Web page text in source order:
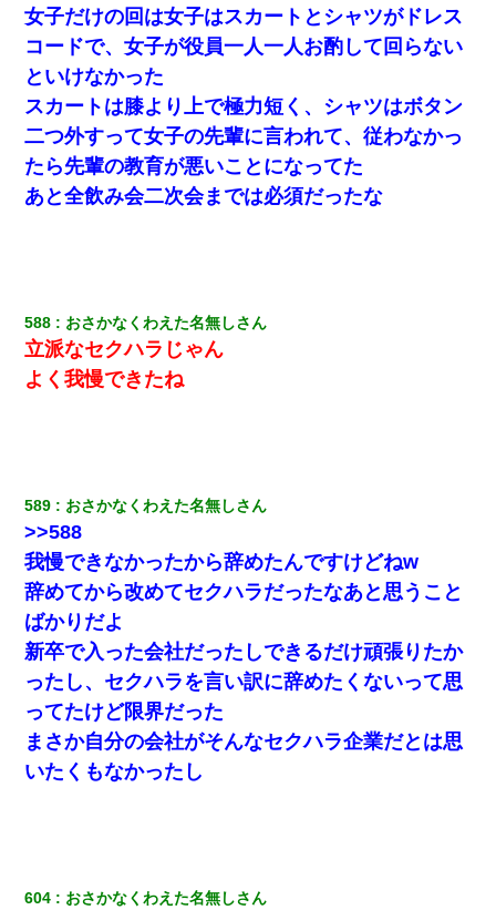
女子だけの回は女子はスカートとシャツがドレス
コードで、女子が役員一人一人お酌して回らない
といけなかった
スカートは膝より上で極力短く、シャツはボタン
二つ外すって女子の先輩に言われて、従わなかっ
たら先輩の教育が悪いことになってた
あと全飲み会二次会までは必須だったな
588 おさかなくわえた名無しさん
立派なセクハラじゃん
よく我慢できたね
589 おさかなくわえた名無しさん
>>588
我慢できなかったから辞めたんですけどねw
辞めてから改めてセクハラだったなあと思うこと
ばかりだよ
新卒で入った会社だったしできるだけ頑張りたか
ったし、セクハラを言い訳に辞めたくないって思
ってたけど限界だった
まさか自分の会社がそんなセクハラ企業だとは思
いたくもなかったし
604 おさかなくわえた名無しさん